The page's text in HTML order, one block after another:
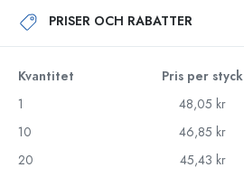
PRISER OCH RABATTER
Kvantitet Pris per styck
1
48,05 kr
10
46,85 kr
20
45,43 kr